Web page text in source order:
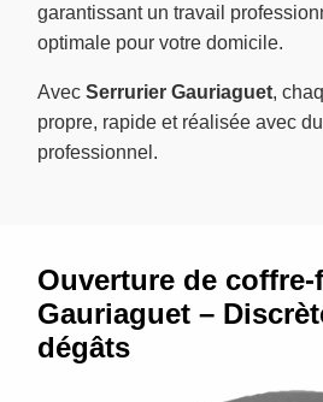
garantissant un travail
optimale pour votre domicile.
Avec Serrurier Gauriaguet,
propre, rapide et réalisée avec
professionnel.
Ouverture de
Gauriaguet –
dégâts